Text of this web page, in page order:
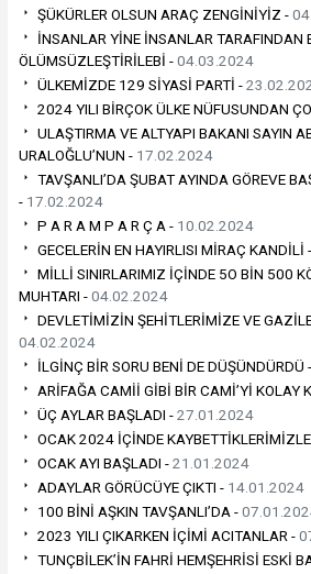
ŞÜKÜRLER OLSUN ARAÇ ZENGİNİYİZ -
İNSANLAR YİNE İNSANLAR TARAFINDAN
ÖLÜMSÜZLEŞTİRİLEBİ -04.03.2024
ÜLKEMİZDE 129 SİYASİ PARTİ -
2024 YILI BİRÇOK ÜLKE NÜFUSUNDAN
ULAŞTIRMA VE ALTYAPI BAKANI SAYIN
URALOĞLU’NUN - 17.02.2024
TAVŞANLI’DA ŞUBAT AYINDA GÖREVE
- 17.02.2024
P A R A M P A R Ç A - 10.02.2024
GECELERİN EN HAYIRLISI MİRAÇ KANDİLİ -
MİLLİ SINIRLARIMIZ İÇİNDE 5O BİN 500
MUHTARI -04.02.2024
DEVLETİMİZİN ŞEHİTLERİMİZE VE
04.02.2024
İLGİNÇ BİR SORU BENİ DE DÜŞÜNDÜRDÜ -
ARİFAĞA CAMİİ GİBİ BİR CAMİ’Yİ KOLAY
ÜÇ AYLAR BAŞLADI -27.01.2024
OCAK 2024 İÇİNDE
OCAK AYI BAŞLADI -21.01.2024
ADAYLAR GÖRÜCÜYE ÇIKTI - 14.01.2024
100 BİNİ AŞKIN TAVŞANLI’DA -
2023 YILI ÇIKARKEN İÇİMİ ACITANLAR -
TUNÇBİLEK’İN FAHRİ HEMŞEHRİSİ ESKİ